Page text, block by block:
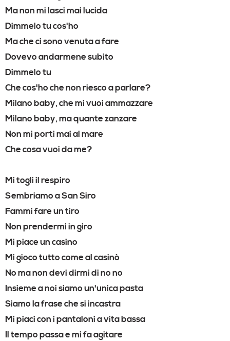
Ma non mi lasci mai lucida
Dimmelo tu cos'ho
Ma che ci sono venuta a fare
Dovevo andarmene subito
Dimmelo tu
Che cos'ho che non riesco a parlare?
Milano baby, che mi vuoi ammazzare
Milano baby, ma quante zanzare
Non mi porti mai al mare
Che cosa vuoi da me?
Mi togli il respiro
Sembriamo a San Siro
Fammi fare un tiro
Non prendermi in giro
Mi piace un casino
Mi gioco tutto come al casinò
No ma non devi dirmi di no no
Insieme a noi siamo un'unica pasta
Siamo la frase che si incastra
Mi piaci con i pantaloni a vita bassa
Il tempo passa e mi fa agitare